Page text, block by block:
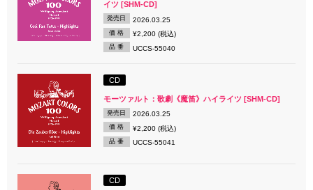
イツ [SHM-CD]
発売日 2026.03.25
価 格 ¥2,200 (税込)
品 番 UCCS-55040
CD
モーツァルト：歌劇《魔笛》ハイライツ [SHM-CD]
発売日 2026.03.25
価 格 ¥2,200 (税込)
品 番 UCCS-55041
CD